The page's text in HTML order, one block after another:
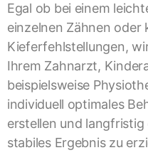
Egal ob bei einem
einzelnen Zähnen oder
Kieferfehlstellungen,
Ihrem Zahnarzt,
beispielsweise
individuell optimales
erstellen und
stabiles Ergebnis zu